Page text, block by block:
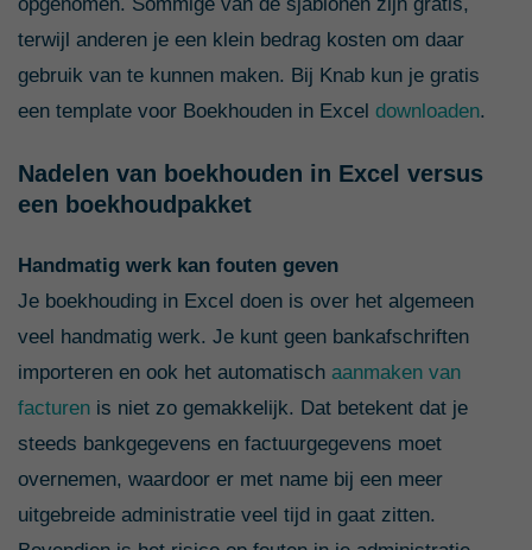
terwijl anderen je een klein bedrag kosten om daar
gebruik van te kunnen maken. Bij Knab kun je gratis
een template voor Boekhouden in Excel downloaden.
Nadelen van boekhouden in Excel versus
een boekhoudpakket
Handmatig werk kan fouten geven
Je boekhouding in Excel doen is over het algemeen
veel handmatig werk. Je kunt geen bankafschriften
importeren en ook het automatisch aanmaken van
facturen is niet zo gemakkelijk. Dat betekent dat je
steeds bankgegevens en factuurgegevens moet
overnemen, waardoor er met name bij een meer
uitgebreide administratie veel tijd in gaat zitten.